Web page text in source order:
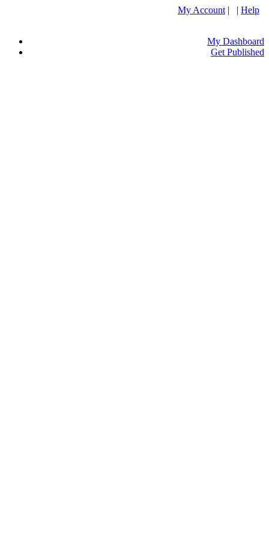
My Account | | Help
My Dashboard
Get Published